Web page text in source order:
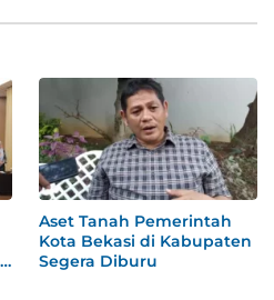
Aset Tanah Pemerintah
Kota Bekasi di Kabupaten
Segera Diburu